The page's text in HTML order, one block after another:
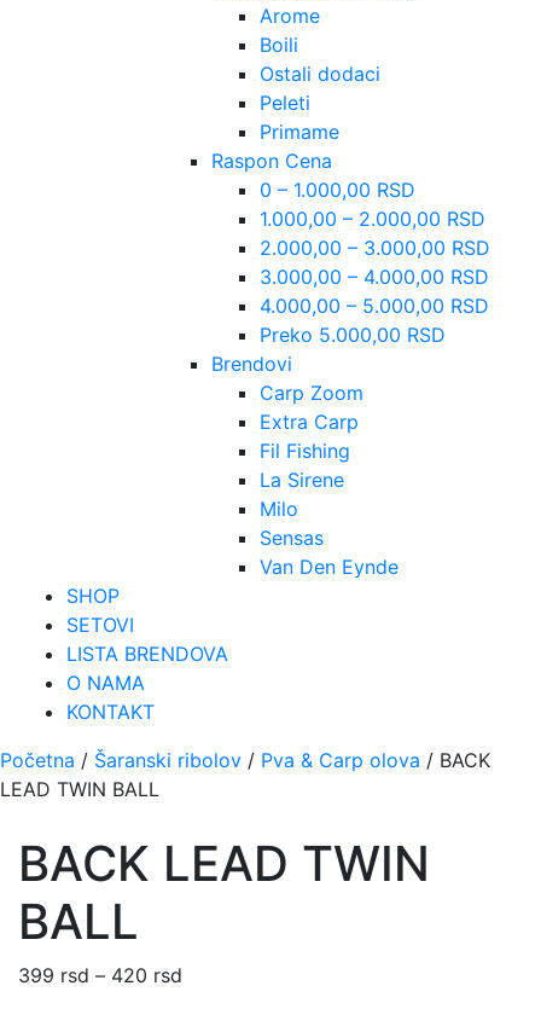
Arome
Boili
Ostali dodaci
Peleti
Primame
Raspon Cena
0 – 1.000,00 RSD
1.000,00 – 2.000,00 RSD
2.000,00 – 3.000,00 RSD
3.000,00 – 4.000,00 RSD
4.000,00 – 5.000,00 RSD
Preko 5.000,00 RSD
Brendovi
Carp Zoom
Extra Carp
Fil Fishing
La Sirene
Milo
Sensas
Van Den Eynde
SHOP
SETOVI
LISTA BRENDOVA
O NAMA
KONTAKT
Početna / Šaranski ribolov / Pva & Carp olova / BACK
LEAD TWIN BALL
BACK LEAD TWIN
BALL
399 rsd – 420 rsd